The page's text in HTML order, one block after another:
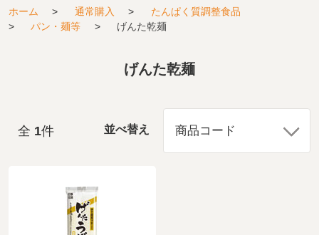
ホーム > 通常購入 >
たんぱく質調整食品
>
パン・麺等 > げんた乾麺
げんた乾麺
全 1件